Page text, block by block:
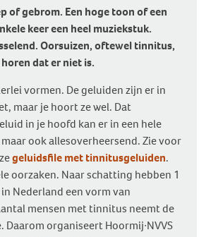
of gebrom. Een hoge toon of een
keer een heel muziekstuk.
Oorsuizen, oftewel tinnitus,
dat er niet is.
vormen. De geluiden zijn er in
maar je hoort ze wel. Dat
in je hoofd kan er in een hele
ook allesoverheersend. Zie voor
geluidsfile met tinnitusgeluiden.
oorzaken. Naar schatting hebben 1
Nederland een vorm van
mensen met tinnitus neemt de
Daarom organiseert Hoormij∙NVVS